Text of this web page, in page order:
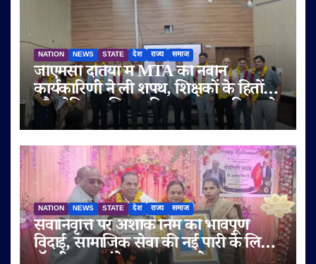
NATION NEWS STATE देश राज्य समाज
जीएमसी दतिया में MTA की नवीन
कार्यकारिणी ने ली शपथ, शिक्षकों के हितों
और मेडिकल शिक्षा की गुणवत्ता पर दिया जोर
NATION NEWS STATE देश राज्य समाज
सेवानिवृत्ति पर अशोक निम को भावपूर्ण
विदाई, सामाजिक सेवा की नई पारी के लिए